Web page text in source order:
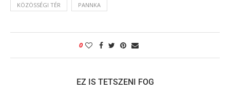
KÖZÖSSÉGI TÉR PANNKA
0
EZ IS TETSZENI FOG